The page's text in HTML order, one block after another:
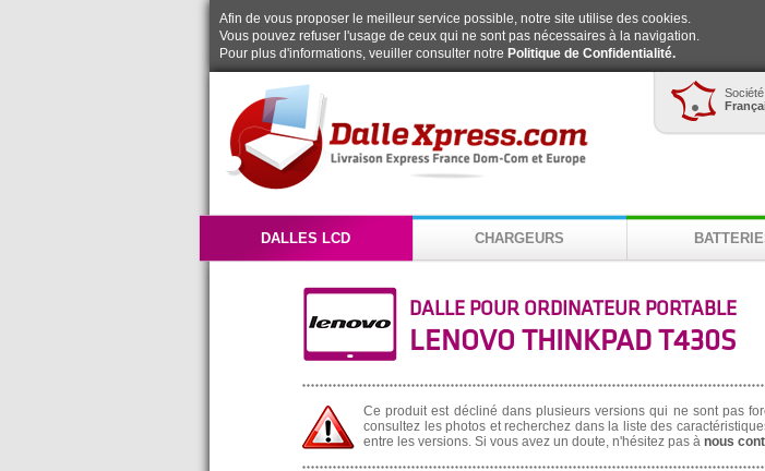
Afin de vous proposer le meilleur service possible, notre site utilise des cookies.
Vous pouvez refuser l'usage de ceux qui ne sont pas nécessaires à la navigation.
Pour plus d'informations, veuiller consulter notre Politique de Confidentialité.
Société
DALLES LCD CHARGEURS
DALLE POUR ORDINATEUR PORTABLE
LENOVO THINKPAD T430S
Ce produit est décliné dans plusieurs versions qui ne sont pas
consultez les photos et recherchez dans la liste des
entre les versions. Si vous avez un doute, n'hésitez pas à nous